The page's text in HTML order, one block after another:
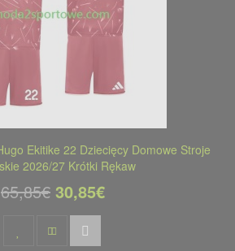
Ekitike 22 Dziecięcy Domowe Stroje
2026/27 Krótki Rękaw
65,85€ 30,85€